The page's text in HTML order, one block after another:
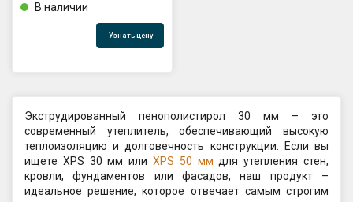
В наличии
Узнать цену
Экструдированный пенополистирол 30 мм – это
современный утеплитель, обеспечивающий высокую
теплоизоляцию и долговечность конструкции. Если вы
ищете XPS 30 мм или XPS 50 мм для утепления стен,
кровли, фундаментов или фасадов, наш продукт –
идеальное решение, которое отвечает самым строгим